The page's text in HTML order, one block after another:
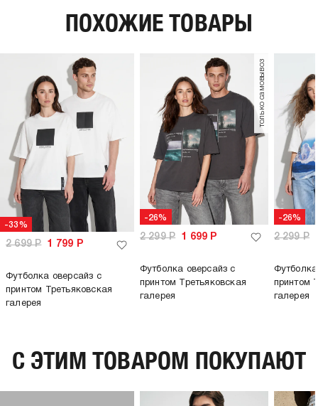
тип карманов:
без карманов
женский, мужской, унисекс
ПОХОЖИЕ ТОВАРЫ
-33%
2 699Р 1 799 Р
Футболка оверсайз с
принтом Третьяковская
галерея
-26%
только самовывоз
2 299Р 1 699 Р
Футболка оверсайз с
принтом Третьяковская
галерея
-26%
2 299Р
принтом
галерея
C ЭТИМ ТОВАРОМ ПОКУПАЮТ